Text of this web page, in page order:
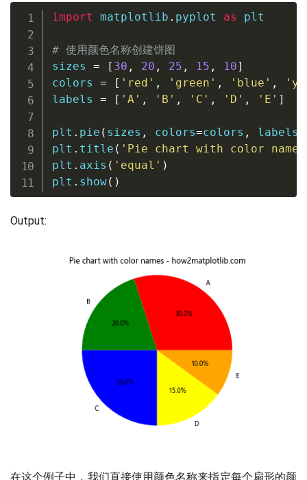
import matplotlib . pyplot as plt
# 使用颜色名称创建饼图
sizes = [ 30 , 20 , 25 , 15 , 10]
colors = [ 'red' , 'green' , 'blue' ,
labels = [ 'A' , 'B' , 'C' , 'D' , 'E' ]
plt . pie ( sizes , colors=colors , labels
plt . title ( 'Pie chart with color
plt . axis ( 'equal' )
plt . show( )
Output:
在这个例子中，我们直接使用颜色名称来指定每个扇形的颜